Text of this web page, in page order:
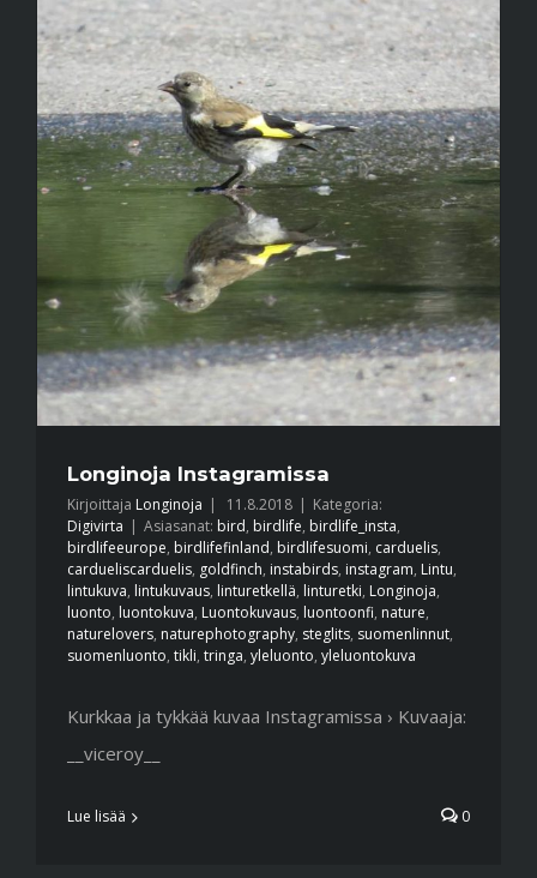
Longinoja Instagramissa
Kirjoittaja Longinoja 11.8.2018
Kategoria:
Digivirta
Asiasanat: bird, birdlife, birdlife_insta,
birdlifeeurope, birdlifefinland, birdlifesuomi, carduelis,
cardueliscarduelis, goldfinch, instabirds, instagram, Lintu,
lintukuva, lintukuvaus, linturetkellä, linturetki, Longinoja,
luonto, luontokuva, Luontokuvaus, luontoonfi, nature,
naturelovers, naturephotography, steglits, suomenlinnut,
suomenluonto, tikli, tringa, yleluonto, yleluontokuva
Kurkkaa ja tykkää kuvaa Instagramissa › Kuvaaja:
__viceroy__
Lue lisää 0